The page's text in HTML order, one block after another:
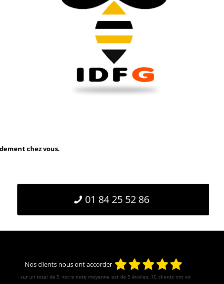
chez vous.
01 84 25 52 86
Nos clients nous ont accorder
sur un total de 5 notre note moyenne est de 5 étoiles, 10 clients ont votés